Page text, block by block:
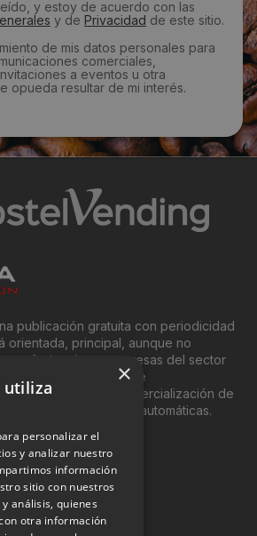
y estoy de acuerdo con las
y de Privacidad de este sitio.
de mis datos personales para
comerciales,
a eventos u otra
opueda resultar de mi interés.
publicación gratuita con periodicidad
orientada, principal, aunque no
profesionales y empresas del sector
con el que se conoce
profesionales a la comercialización de
a través de máquinas automáticas.
×
utiliza
personalizar el
y analizar nuestro
información
sitio con nuestros
análisis, quienes
otra información